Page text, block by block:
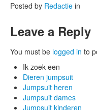
Posted by Redactie in
Leave a Reply
You must be logged in to
Ik zoek een
Dieren jumpsuit
Jumpsuit heren
Jumpsuit dames
Jumpsuit kinderen